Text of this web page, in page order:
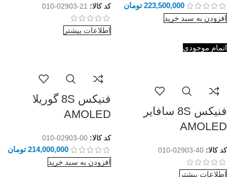
223,500,000 تومان
افزودن به سبد خرید
کد کالا: 21-02903-010
اطلاعات بیشتر
اتمام موجودی
فنیکس 8S سافایر
AMOLED
کد کالا: 40-02903-010
اطلاعات بیشتر
فنیکس 8S گوریلا
AMOLED
کد کالا: 00-02903-010
214,000,000 تومان
افزودن به سبد خرید